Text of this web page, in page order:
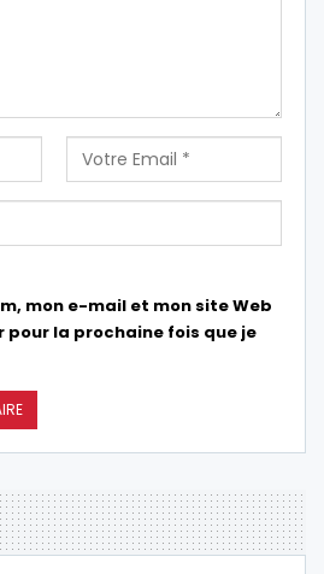
mon e-mail et mon site Web
la prochaine fois que je